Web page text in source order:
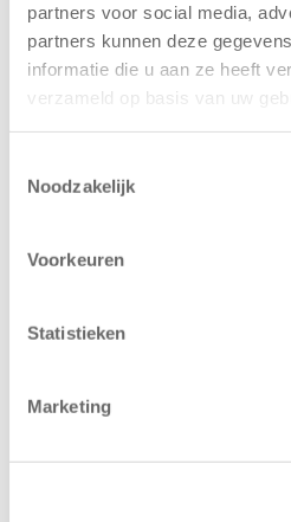
partners voor social media,
partners kunnen deze
informatie die u aan ze heeft
verzameld op basis van uw
Noodzakelijk
Voorkeuren
Statistieken
Marketing
Kinderen BSO
De
Westerburcht
voor Kids First
7 augustus 2026
2026 – Kinderen
Westerburcht in
voor de Kids First